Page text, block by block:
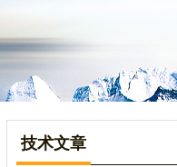
技术文章